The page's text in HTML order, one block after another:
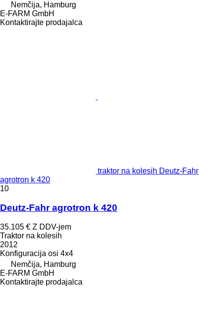
Nemčija, Hamburg
E-FARM GmbH
Kontaktirajte prodajalca
traktor na kolesih Deutz-Fahr
agrotron k 420
10
Deutz-Fahr agrotron k 420
35.105 € Z DDV-jem
Traktor na kolesih
2012
Konfiguracija osi 4x4
Nemčija, Hamburg
E-FARM GmbH
Kontaktirajte prodajalca